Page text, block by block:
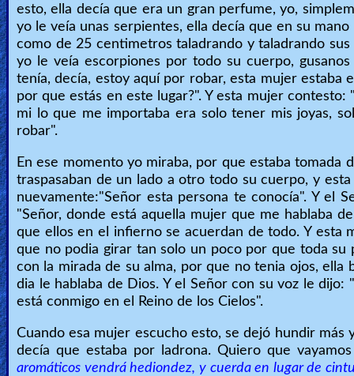
esto, ella decía que era un gran perfume, yo,
yo le veía unas serpientes, ella decía que en su
como de 25 centimetros taladrando y taladrando
yo le veía escorpiones por todo su cuerpo,
tenía, decía, estoy aquí por robar, esta mujer estaba
por que estás en este lugar?". Y esta mujer
mi lo que me importaba era solo tener mis joyas,
robar".
En ese momento yo miraba, por que estaba tomada
traspasaban de un lado a otro todo su cuerpo, y
nuevamente:"Señor esta persona te conocía". Y el
"Señor, donde está aquella mujer que me hablaba
que ellos en el infierno se acuerdan de todo. Y esta
que no podia girar tan solo un poco por que toda su
con la mirada de su alma, por que no tenia ojos,
dia le hablaba de Dios. Y el Señor con su voz le
está conmigo en el Reino de los Cielos".
Cuando esa mujer escucho esto, se dejó hundir
decía que estaba por ladrona. Quiero que
aromáticos vendrá hediondez, y cuerda en lugar de